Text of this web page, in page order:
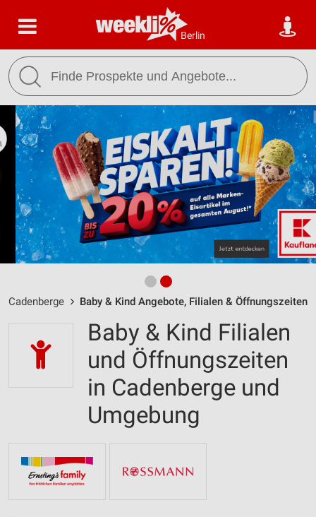
Berlin
Cadenberge Baby & Kind Angebote, Filialen & Öffnungszeiten
Baby & Kind Filialen
und Öffnungszeiten
in Cadenberge und
Umgebung